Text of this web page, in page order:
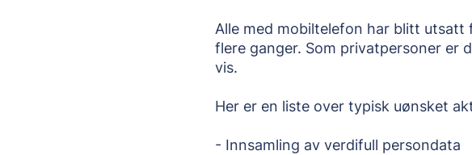
Alle med mobiltelefon har blitt utsatt
flere ganger. Som privatpersoner er
vis.
Her er en liste over typisk uønsket
- Innsamling av verdifull persondata